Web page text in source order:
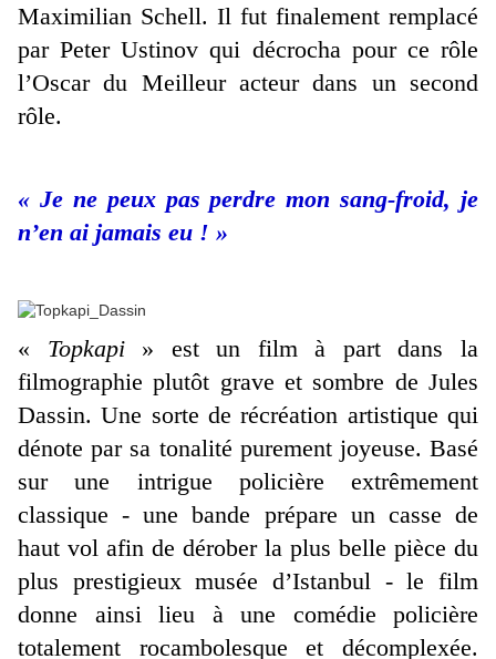
Maximilian Schell. Il fut finalement remplacé
par Peter Ustinov qui décrocha pour ce rôle
l’Oscar du Meilleur acteur dans un second
rôle.
« Je ne peux pas perdre mon sang-froid, je
n’en ai jamais eu ! »
« Topkapi » est un film à part dans la
filmographie plutôt grave et sombre de Jules
Dassin. Une sorte de récréation artistique qui
dénote par sa tonalité purement joyeuse. Basé
sur une intrigue policière extrêmement
classique - une bande prépare un casse de
haut vol afin de dérober la plus belle pièce du
plus prestigieux musée d’Istanbul - le film
donne ainsi lieu à une comédie policière
totalement rocambolesque et décomplexée.